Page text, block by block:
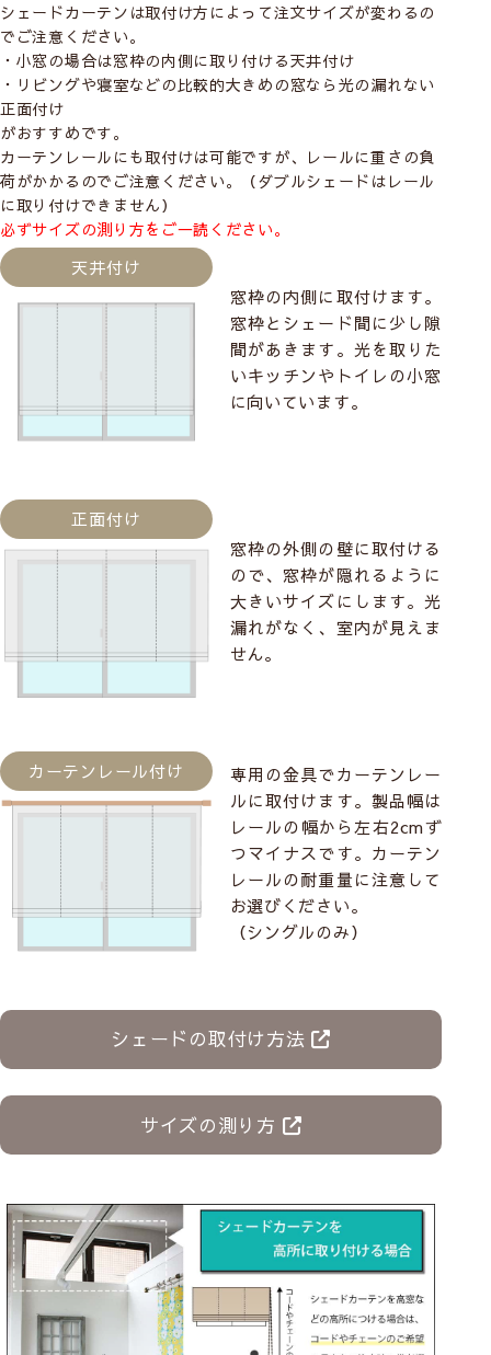
シェードカーテンは取付け方によって注文サイズが変わるの
でご注意ください。
・小窓の場合は窓枠の内側に取り付ける天井付け
・リビングや寝室などの比較的大きめの窓なら光の漏れない
正面付け
がおすすめです。
カーテンレールにも取付けは可能ですが、レールに重さの負
荷がかかるのでご注意ください。（ダブルシェードはレール
に取り付けできません）
必ずサイズの測り方をご一読ください。
天井付け
窓枠の内側に取付けます。
窓枠とシェード間に少し隙
間があきます。光を取りた
いキッチンやトイレの小窓
に向いています。
正面付け
窓枠の外側の壁に取付ける
ので、窓枠が隠れるように
大きいサイズにします。光
漏れがなく、室内が見えま
せん。
カーテンレール付け
専用の金具でカーテンレー
ルに取付けます。製品幅は
レールの幅から左右2cmず
つマイナスです。カーテン
レールの耐重量に注意して
お選びください。
（シングルのみ）
シェードの取付け方法
サイズの測り方